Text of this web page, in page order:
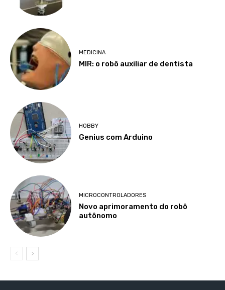
MEDICINA
MIR: o robô auxiliar de dentista
HOBBY
Genius com Arduino
MICROCONTROLADORES
Novo aprimoramento do robô
autônomo